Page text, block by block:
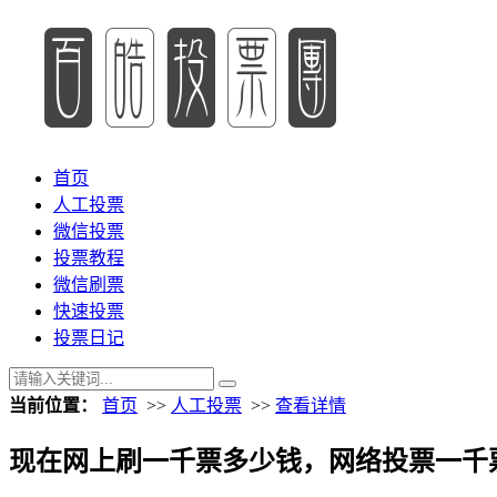
首页
人工投票
微信投票
投票教程
微信刷票
快速投票
投票日记
当前位置： 首页 >> 人工投票 >> 查看详情
现在网上刷一千票多少钱，网络投票一